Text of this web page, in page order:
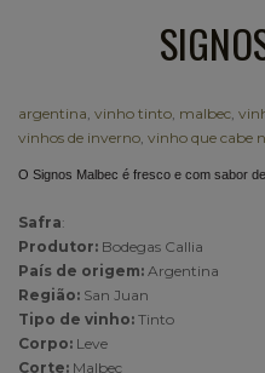
argentina vinho tinto malbec
vinhos de inverno vinho que cabe
O Signos Malbec é fresco e com sabor
Safra:
Produtor: Bodegas Callia
País de origem: Argentina
Região: San Juan
Tipo de vinho: Tinto
Corpo: Leve
Corte: Malbec